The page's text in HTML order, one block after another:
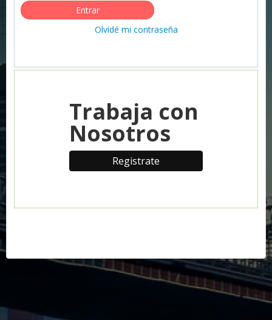
Olvidé mi contraseña
Trabaja con
Nosotros
Registrate